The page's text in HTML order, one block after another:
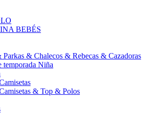
BEBÉS
& Chalecos & Rebecas & Cazadoras
temporada Niña
& Top & Polos